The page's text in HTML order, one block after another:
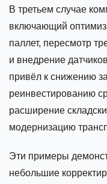
В третьем случае
включающий
паллет, пересмотр
и внедрение
привёл к снижению
реинвестированию
расширение
модернизацию
Эти примеры
небольшие